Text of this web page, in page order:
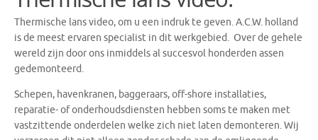
Thermische lans video, om u een indruk te geven. A.C.W. holland
is de meest ervaren specialist in dit werkgebied. Over de gehele
wereld zijn door ons inmiddels al succesvol honderden assen
gedemonteerd.
Schepen, havenkranen, baggeraars, off-shore installaties,
reparatie- of onderhoudsdiensten hebben soms te maken met
vastzittende onderdelen welke zich niet laten demonteren. Wij